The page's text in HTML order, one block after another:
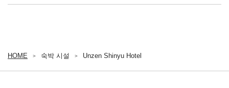
HOME 숙박 시설 Unzen Shinyu Hotel